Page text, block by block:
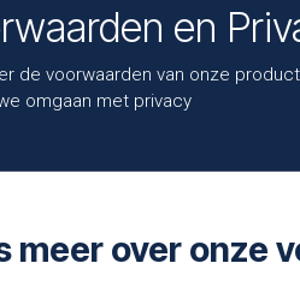
en
de voorwaarden van onze
omgaan met privacy
meer over onze